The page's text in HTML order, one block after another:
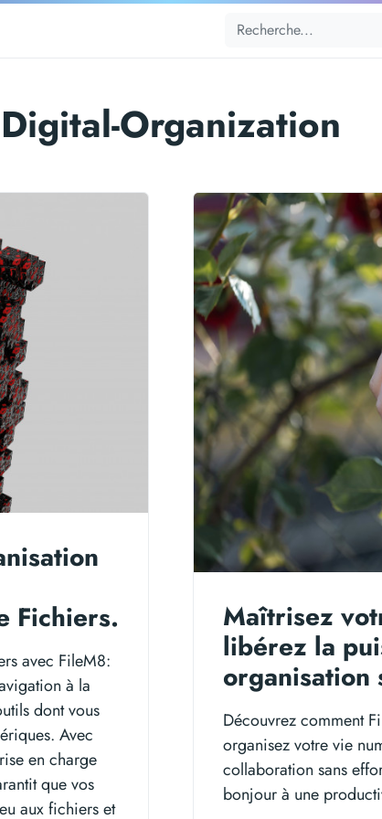
Digital-Organization
Fichiers.
avec FileM8:
à la
dont vous
Avec
en charge
que vos
aux fichiers et
Maîtrisez
libérez la
organisation
Découvrez comment
organisez votre vie
collaboration sans
bonjour à une